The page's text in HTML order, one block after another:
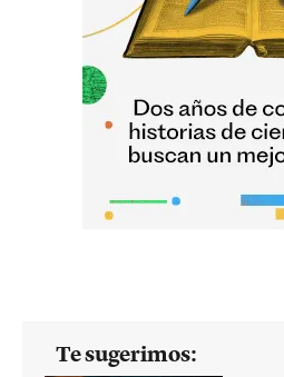
Te sugerimos: